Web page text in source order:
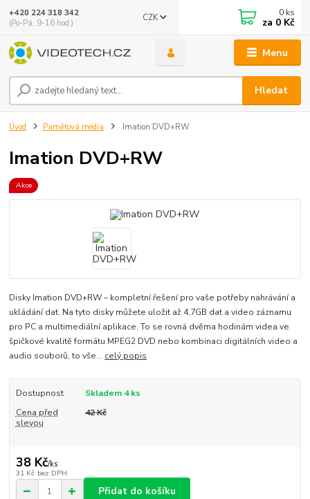
Menu
CZK
Hledat
+420 224 318 342
(Po-Pá, 9-16 hod.)
0 ks
za 0 Kč
Úvod Paměťová média Imation DVD+RW
Imation DVD+RW
Akce
Disky Imation DVD+RW – kompletní řešení pro vaše potřeby nahrávání a
ukládání dat. Na tyto disky můžete uložit až 4,7GB dat a video záznamu
pro PC a multimediální aplikace. To se rovná dvěma hodinám videa ve
špičkové kvalitě formátu MPEG2 DVD nebo kombinaci digitálních video a
audio souborů, to vše... celý popis
Dostupnost
Skladem 4 ks
Cena před
slevou
42 Kč
38 Kč/ks
31 Kč bez DPH
Přidat do košíku